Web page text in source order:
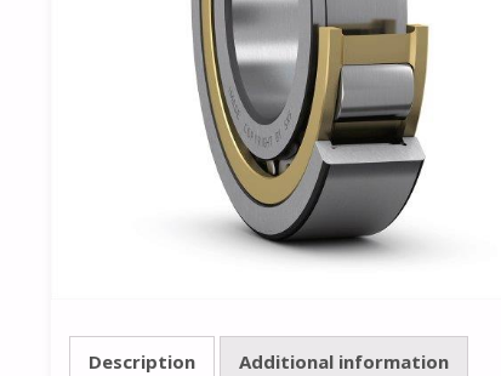
Description Additional information